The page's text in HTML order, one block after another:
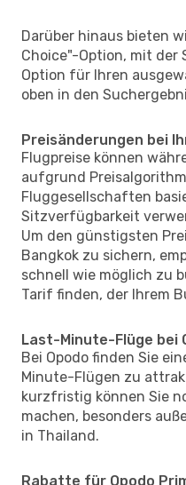
Darüber hinaus bieten
Choice"-Option, mit
Option für Ihren
oben in den
Preisänderungen bei
Flugpreise können
aufgrund
Fluggesellschaften
Sitzverfügbarkeit
Um den günstigsten
Bangkok zu sichern,
schnell wie möglich zu
Tarif finden, der Ihrem
Last-Minute-Flüge bei
Bei Opodo finden Sie
Minute-Flügen zu
kurzfristig können Sie
machen, besonders
in Thailand.
Rabatte für Opodo